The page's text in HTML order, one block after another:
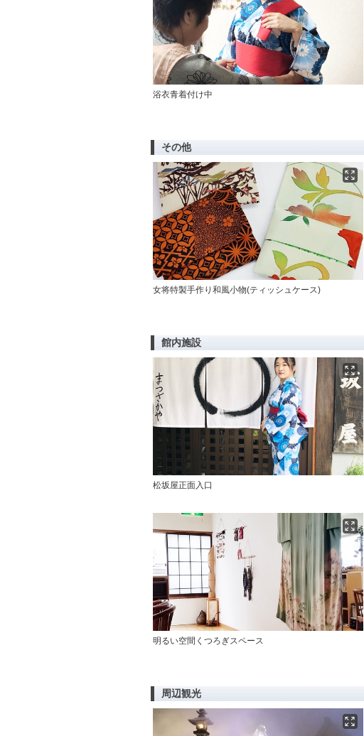
浴衣青着付け中
その他
女将特製手作り和風小物(ティッシュケース)
館内施設
松坂屋正面入口
明るい空間くつろぎスペース
周辺観光